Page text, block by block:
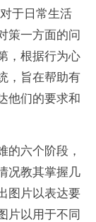
于日常生活
策一方面的问
，根据行为心
，旨在帮助有
他们的要求和
的六个阶段，
况教其掌握几
图片以表达要
片以用于不同